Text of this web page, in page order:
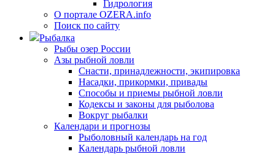
Гидрология
О портале OZERA.info
Поиск по сайту
Рыбалка
Рыбы озер России
Азы рыбной ловли
Снасти, принадлежности, экипировка
Насадки, прикормки, привады
Способы и приемы рыбной ловли
Кодексы и законы для рыболова
Вокруг рыбалки
Календари и прогнозы
Рыболовный календарь на год
Календарь рыбной ловли